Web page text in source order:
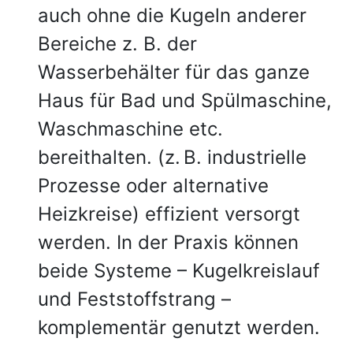
auch ohne die Kugeln anderer
Bereiche z. B. der
Wasserbehälter für das ganze
Haus für Bad und Spülmaschine,
Waschmaschine etc.
bereithalten. (z. B. industrielle
Prozesse oder alternative
Heizkreise) effizient versorgt
werden. In der Praxis können
beide Systeme – Kugelkreislauf
und Feststoffstrang –
komplementär genutzt werden.